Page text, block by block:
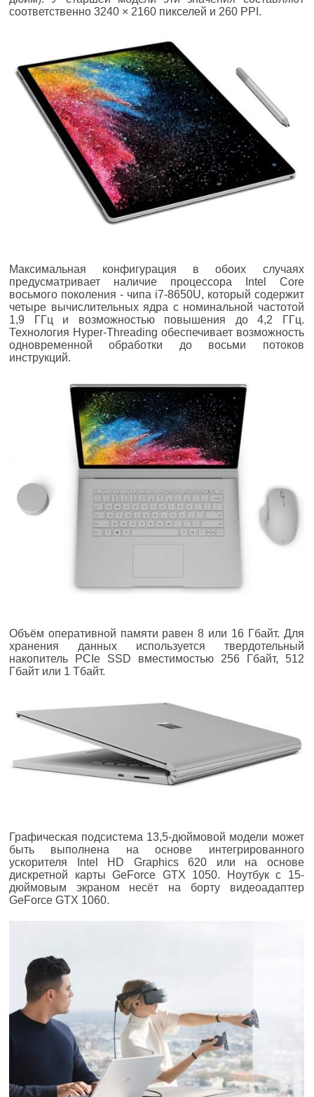
соответственно 3240 × 2160 пикселей и 260 PPI.
Максимальная конфигурация в обоих случаях
предусматривает наличие процессора Intel Core
восьмого поколения - чипа i7-8650U, который содержит
четыре вычислительных ядра с номинальной частотой
1,9 ГГц и возможностью повышения до 4,2 ГГц.
Технология Hyper-Threading обеспечивает возможность
одновременной обработки до восьми потоков
инструкций.
Объём оперативной памяти равен 8 или 16 Гбайт. Для
хранения данных используется твердотельный
накопитель PCIe SSD вместимостью 256 Гбайт, 512
Гбайт или 1 Тбайт.
Графическая подсистема 13,5-дюймовой модели может
быть выполнена на основе интегрированного
ускорителя Intel HD Graphics 620 или на основе
дискретной карты GeForce GTX 1050. Ноутбук с 15-
дюймовым экраном несёт на борту видеоадаптер
GeForce GTX 1060.